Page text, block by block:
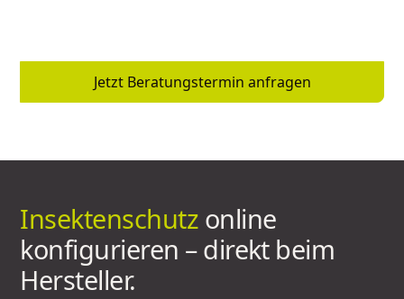
Jetzt Beratungstermin anfragen
Insektenschutz online
konfigurieren – direkt beim
Hersteller.